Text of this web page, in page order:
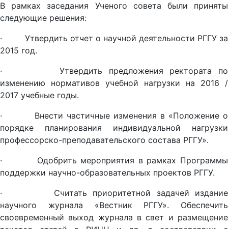
В рамках заседания Ученого совета были приняты
следующие решения:
· Утвердить отчет о научной деятельности РГГУ за
2015 год.
· Утвердить предложения ректората по
изменению нормативов учебной нагрузки на 2016 /
2017 учебные годы.
· Внести частичные изменения в «Положение о
порядке планирования индивидуальной нагрузки
профессорско-преподавательского состава РГГУ».
· Одобрить мероприятия в рамках Программы
поддержки научно-образовательных проектов РГГУ.
· Считать приоритетной задачей издание
научного журнала «Вестник РГГУ». Обеспечить
своевременный выход журнала в свет и размещение